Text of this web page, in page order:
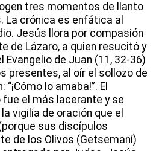
tres momentos de llanto
La crónica es enfática al
Jesús llora por compasión
de Lázaro, a quien resucitó y
de Juan (11, 32-36)
presentes, al oír el sollozo de
lo amaba!”. El
el más lacerante y se
vigilia de oración que el
sus discípulos
de los Olivos (Getsemaní)